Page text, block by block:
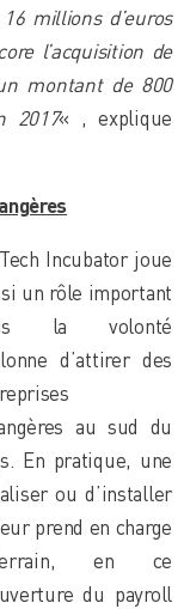
millions d’euros
l’acquisition de
montant de 800
2017« , explique
Incubator joue
un rôle important
la volonté
d’attirer des
au sud du
En pratique, une
ou d’installer
prend en charge
en ce
du payroll